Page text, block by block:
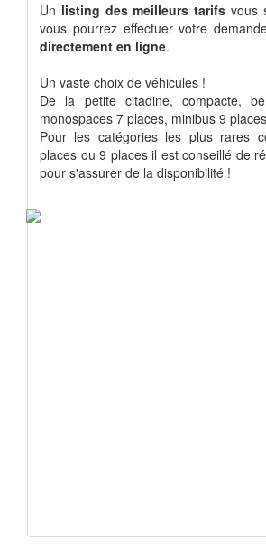
Un listing des meilleurs tarifs vous
vous pourrez effectuer votre
directement en ligne.
Un vaste choix de véhicules !
De la petite citadine, compacte,
monospaces 7 places, minibus 9
Pour les catégories les plus rares
places ou 9 places il est conseillé de
pour s'assurer de la disponibilité !